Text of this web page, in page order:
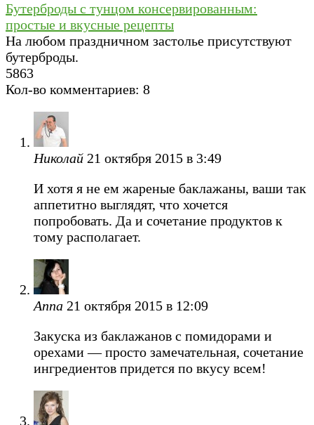
Бутерброды с тунцом консервированным:
простые и вкусные рецепты
На любом праздничном застолье присутствуют
бутерброды.
5863
Кол-во комментариев: 8
Николай 21 октября 2015 в 3:49
И хотя я не ем жареные баклажаны, ваши так
аппетитно выглядят, что хочется
попробовать. Да и сочетание продуктов к
тому располагает.
Anna 21 октября 2015 в 12:09
Закуска из баклажанов с помидорами и
орехами — просто замечательная, сочетание
ингредиентов придется по вкусу всем!